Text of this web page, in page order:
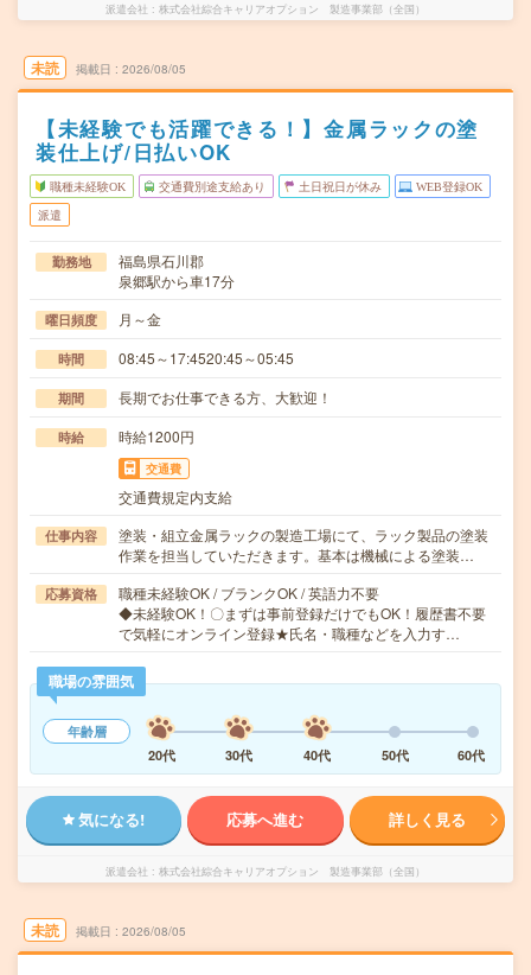
派遣会社 株式会社綜合キャリアオプション 製造事業部（全国）
未読 掲載日 2026/08/05
【未経験でも活躍できる！】金属ラックの塗
装仕上げ/日払いOK
職種未経験OK 交通費別途支給あり 土日祝日が休み WEB登録OK
派遣
勤務地
福島県石川郡
泉郷駅から車17分
曜日頻度 月～金
時間 08:45～17:4520:45～05:45
期間 長期でお仕事できる方、大歓迎！
時給 時給1200円
交通費
交通費規定内支給
仕事内容
塗装・組立金属ラックの製造工場にて、ラック製品の塗装
作業を担当していただきます。基本は機械による塗装…
応募資格
職種未経験OK / ブランクOK / 英語力不要
◆未経験OK！〇まずは事前登録だけでもOK！履歴書不要
で気軽にオンライン登録★氏名・職種などを入力す…
職場の雰囲気
年齢層
20代
30代 40代 50代 60代
気になる! 応募へ進む 詳しく見る
派遣会社 株式会社綜合キャリアオプション 製造事業部（全国）
未読 掲載日 2026/08/05